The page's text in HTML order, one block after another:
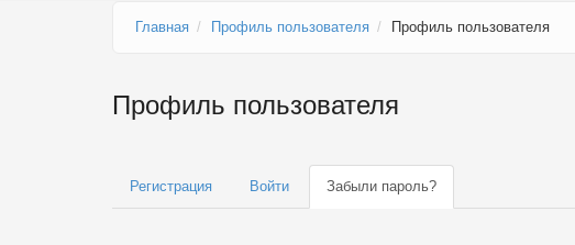
Главная Профиль пользователя Профиль пользователя
Профиль пользователя
Главные вкладки
Регистрация Войти Забыли пароль?
вкладка)